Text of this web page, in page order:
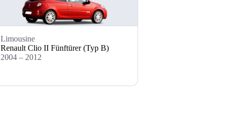
Limousine
Renault Clio II Fünftürer (Typ B)
2004 – 2012